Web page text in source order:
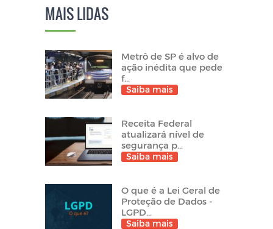
MAIS LIDAS
Metrô de SP é alvo de
ação inédita que pede
f...
Saiba mais
Receita Federal
atualizará nível de
segurança p...
Saiba mais
O que é a Lei Geral de
Proteção de Dados -
LGPD...
Saiba mais